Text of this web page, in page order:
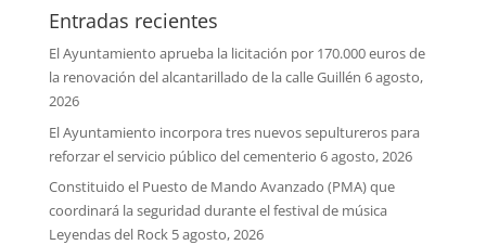
Entradas recientes
El Ayuntamiento aprueba la licitación por 170.000 euros de
la renovación del alcantarillado de la calle Guillén 6 agosto,
2026
El Ayuntamiento incorpora tres nuevos sepultureros para
reforzar el servicio público del cementerio 6 agosto, 2026
Constituido el Puesto de Mando Avanzado (PMA) que
coordinará la seguridad durante el festival de música
Leyendas del Rock 5 agosto, 2026